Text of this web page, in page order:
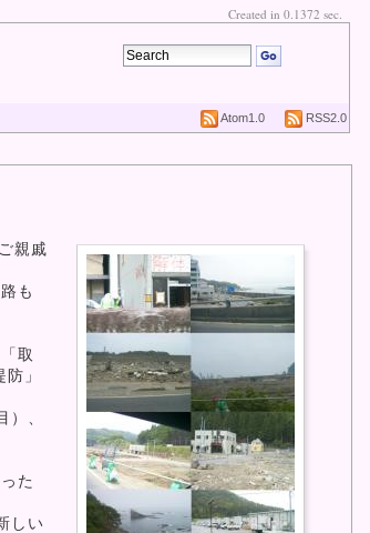
RSS2.0
Atom1.0
親戚
も
取
」
、
た
しい
Created in 0.1372 sec.